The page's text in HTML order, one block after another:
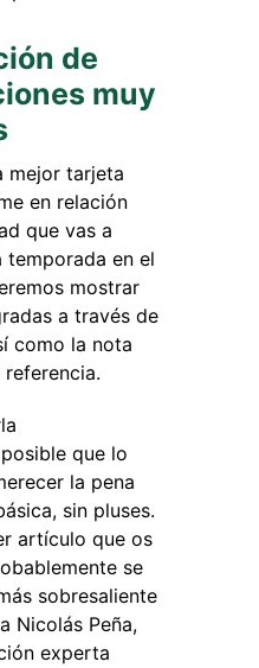
de
muy
mejor tarjeta
en relación
que vas a
en el
mostrar
a través de
como la nota
que lo
la pena
sin pluses.
artículo que os
se
sobresaliente
Nicolás Peña,
experta